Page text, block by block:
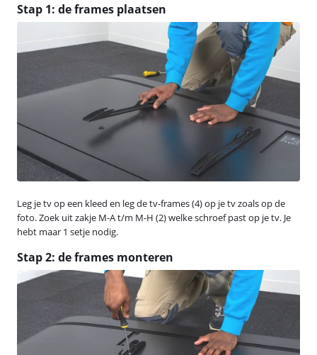
Stap 1: de frames plaatsen
Leg je tv op een kleed en leg de tv-frames (4) op je tv zoals op de
foto. Zoek uit zakje M-A t/m M-H (2) welke schroef past op je tv. Je
hebt maar 1 setje nodig.
Stap 2: de frames monteren